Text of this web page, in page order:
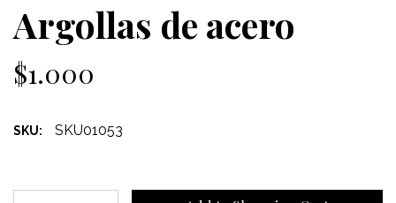
Argollas de acero
$1.000
SKU: SKU01053